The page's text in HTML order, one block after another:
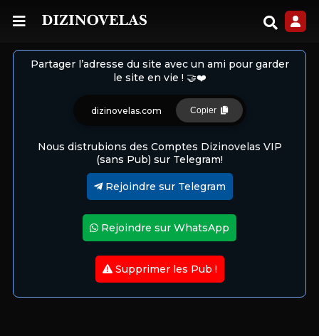
Partager l’adresse du site avec un ami pour garder
le site en vie ! 🤝❤️
dizinovelas.com Copier
Nous distrubions des Comptes Dizinovelas VIP
(sans Pub) sur Telegram!
Rejoindre sur Telegram
Rejoindre sur WhatsApp
Supprimer les Pub !